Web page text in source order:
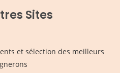
Sites
et sélection des meilleurs